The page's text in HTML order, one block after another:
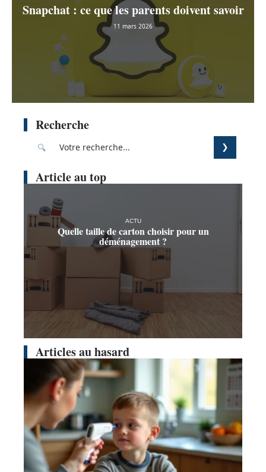
Snapchat : ce que les parents doivent savoir
11 mars 2026
Recherche
Article au top
ACTU
Quelle taille de carton choisir pour un
déménagement ?
Articles au hasard